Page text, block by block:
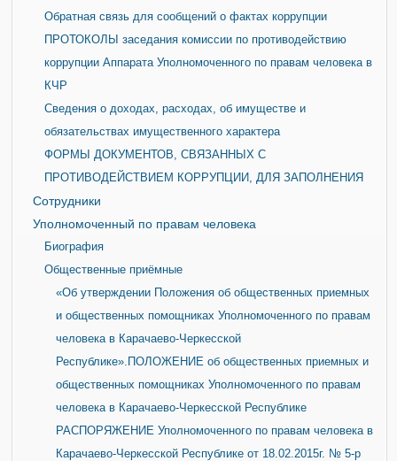
Обратная связь для сообщений о фактах коррупции
ПРОТОКОЛЫ заседания комиссии по противодействию
коррупции Аппарата Уполномоченного по правам человека в
КЧР
Сведения о доходах, расходах, об имуществе и
обязательствах имущественного характера
ФОРМЫ ДОКУМЕНТОВ, СВЯЗАННЫХ С
ПРОТИВОДЕЙСТВИЕМ КОРРУПЦИИ, ДЛЯ ЗАПОЛНЕНИЯ
Сотрудники
Уполномоченный по правам человека
Биография
Общественные приёмные
«Об утверждении Положения об общественных приемных
и общественных помощниках Уполномоченного по правам
человека в Карачаево-Черкесской
Республике».ПОЛОЖЕНИЕ об общественных приемных и
общественных помощниках Уполномоченного по правам
человека в Карачаево-Черкесской Республике
РАСПОРЯЖЕНИЕ Уполномоченного по правам человека в
Карачаево-Черкесской Республике от 18.02.2015г. № 5-р